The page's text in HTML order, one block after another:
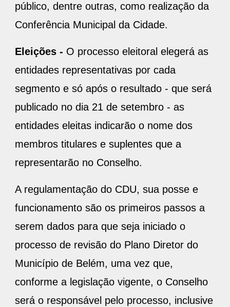
público, dentre outras, como realização da
Conferência Municipal da Cidade.
Eleições - O processo eleitoral elegerá as
entidades representativas por cada
segmento e só após o resultado - que será
publicado no dia 21 de setembro - as
entidades eleitas indicarão o nome dos
membros titulares e suplentes que a
representarão no Conselho.
A regulamentação do CDU, sua posse e
funcionamento são os primeiros passos a
serem dados para que seja iniciado o
processo de revisão do Plano Diretor do
Município de Belém, uma vez que,
conforme a legislação vigente, o Conselho
será o responsável pelo processo, inclusive